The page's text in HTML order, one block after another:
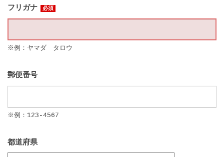
フリガナ 必須
※例：ヤマダ タロウ
郵便番号
※例：123-4567
都道府県